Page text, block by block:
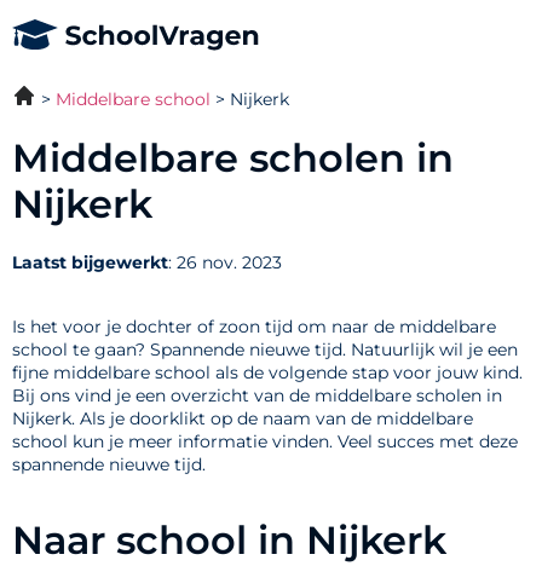
Middelbare school Nijkerk
Middelbare scholen in
Nijkerk
Laatst bijgewerkt: 26 nov. 2023
Is het voor je dochter of zoon tijd om naar de middelbare
school te gaan? Spannende nieuwe tijd. Natuurlijk wil je een
fijne middelbare school als de volgende stap voor jouw kind.
Bij ons vind je een overzicht van de middelbare scholen in
Nijkerk. Als je doorklikt op de naam van de middelbare
school kun je meer informatie vinden. Veel succes met deze
spannende nieuwe tijd.
Naar school in Nijkerk